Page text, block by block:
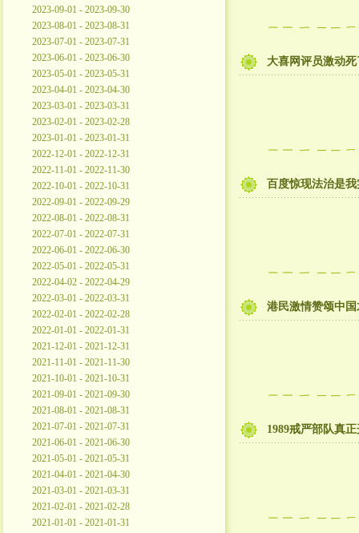
2023-09-01 - 2023-09-30
2023-08-01 - 2023-08-31
2023-07-01 - 2023-07-31
2023-06-01 - 2023-06-30
2023-05-01 - 2023-05-31
2023-04-01 - 2023-04-30
2023-03-01 - 2023-03-31
2023-02-01 - 2023-02-28
2023-01-01 - 2023-01-31
2022-12-01 - 2022-12-31
2022-11-01 - 2022-11-30
2022-10-01 - 2022-10-31
2022-09-01 - 2022-09-29
2022-08-01 - 2022-08-31
2022-07-01 - 2022-07-31
2022-06-01 - 2022-06-30
2022-05-01 - 2022-05-31
2022-04-02 - 2022-04-29
2022-03-01 - 2022-03-31
2022-02-01 - 2022-02-28
2022-01-01 - 2022-01-31
2021-12-01 - 2021-12-31
2021-11-01 - 2021-11-30
2021-10-01 - 2021-10-31
2021-09-01 - 2021-09-30
2021-08-01 - 2021-08-31
2021-07-01 - 2021-07-31
2021-06-01 - 2021-06-30
2021-05-01 - 2021-05-31
2021-04-01 - 2021-04-30
2021-03-01 - 2021-03-31
2021-02-01 - 2021-02-28
2021-01-01 - 2021-01-31
大喜网评员激动
百度惊现法治是
港民激情赞颂中
1989戒严部队真